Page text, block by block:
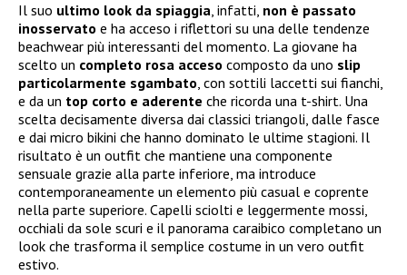
Il suo ultimo look da spiaggia, infatti, non è passato
inosservato e ha acceso i riflettori su una delle tendenze
beachwear più interessanti del momento. La giovane ha
scelto un completo rosa acceso composto da uno slip
particolarmente sgambato, con sottili laccetti sui fianchi,
e da un top corto e aderente che ricorda una t-shirt. Una
scelta decisamente diversa dai classici triangoli, dalle fasce
e dai micro bikini che hanno dominato le ultime stagioni. Il
risultato è un outfit che mantiene una componente
sensuale grazie alla parte inferiore, ma introduce
contemporaneamente un elemento più casual e coprente
nella parte superiore. Capelli sciolti e leggermente mossi,
occhiali da sole scuri e il panorama caraibico completano un
look che trasforma il semplice costume in un vero outfit
estivo.